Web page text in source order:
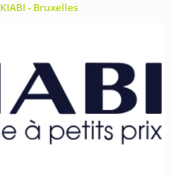
KIABI - Bruxelles